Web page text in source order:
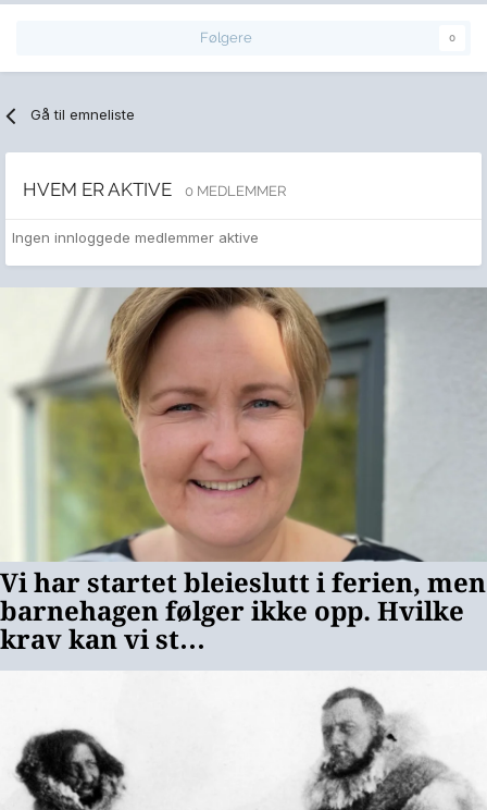
Følgere 0
Gå til emneliste
HVEM ER AKTIVE 0 MEDLEMMER
Ingen innloggede medlemmer aktive